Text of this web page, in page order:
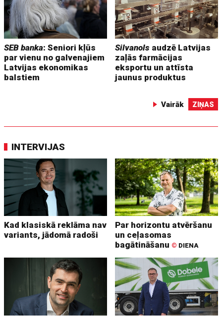
SEB banka: Seniori kļūs
par vienu no galvenajiem
Latvijas ekonomikas
balstiem
Silvanols audzē Latvijas
zaļās farmācijas
eksportu un attīsta
jaunus produktus
Vairāk ZIŅAS
INTERVIJAS
Kad klasiskā reklāma nav
variants, jādomā radoši
Par horizontu atvēršanu
un ceļasomas
bagātināšanu © DIENA